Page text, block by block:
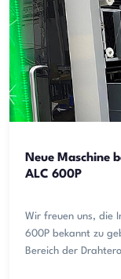
Neue Maschine
ALC 600P
Wir freuen uns, die
600P bekannt zu
Bereich der